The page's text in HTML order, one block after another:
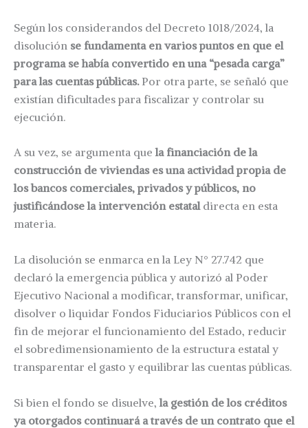
Según los considerandos del Decreto 1018/2024, la
disolución se fundamenta en varios puntos en que el
programa se había convertido en una “pesada carga”
para las cuentas públicas. Por otra parte, se señaló que
existían dificultades para fiscalizar y controlar su
ejecución.
A su vez, se argumenta que la financiación de la
construcción de viviendas es una actividad propia de
los bancos comerciales, privados y públicos, no
justificándose la intervención estataldirecta en esta
materia.
La disolución se enmarca en la Ley N° 27.742 que
declaró la emergencia pública y autorizó al Poder
Ejecutivo Nacional a modificar, transformar, unificar,
disolver o liquidar Fondos Fiduciarios Públicos con el
fin de mejorar el funcionamiento del Estado, reducir
el sobredimensionamiento de la estructura estatal y
transparentar el gasto y equilibrar las cuentas públicas.
Si bien el fondo se disuelve,la gestión de los créditos
ya otorgados continuará a través de un contrato que el